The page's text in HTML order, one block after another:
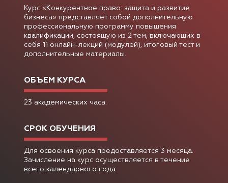
Курс «Конкурентное право: защита и развитие
бизнеса» представляет собой дополнительную
профессиональную программу повышения
квалификации, состоящую из 2 тем, включающих в
себя 11 онлайн-лекций (модулей), итоговый тест и
дополнительные материалы.
ОБЪЕМ КУРСА
23 академических часа.
СРОК ОБУЧЕНИЯ
Для освоения курса предоставляется 3 месяца.
Зачисление на курс осуществляется в течение
всего календарного года.